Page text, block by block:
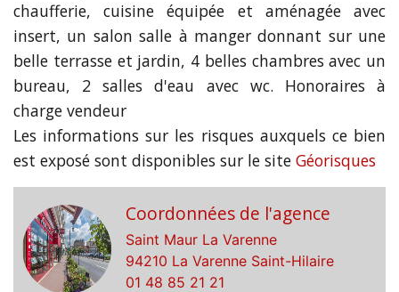
chaufferie, cuisine équipée et aménagée avec
insert, un salon salle à manger donnant sur une
belle terrasse et jardin, 4 belles chambres avec un
bureau, 2 salles d'eau avec wc. Honoraires à
charge vendeur
Les informations sur les risques auxquels ce bien
est exposé sont disponibles sur le site Géorisques
Coordonnées de l'agence
Saint Maur La Varenne
94210 La Varenne Saint-Hilaire
01 48 85 21 21